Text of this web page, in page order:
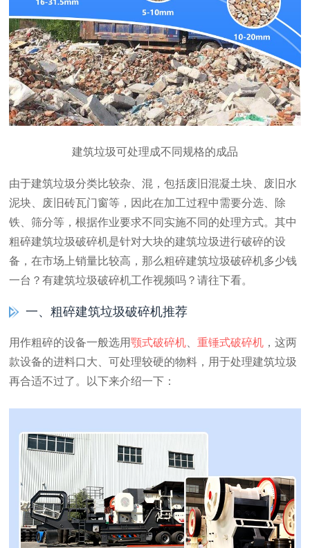
建筑垃圾可处理成不同规格的成品
由于建筑垃圾分类比较杂、混，包括废旧混凝土块、废旧水
泥块、废旧砖瓦门窗等，因此在加工过程中需要分选、除
铁、筛分等，根据作业要求不同实施不同的处理方式。其中
粗碎建筑垃圾破碎机是针对大块的建筑垃圾进行破碎的设
备，在市场上销量比较高，那么粗碎建筑垃圾破碎机多少钱
一台？有建筑垃圾破碎机工作视频吗？请往下看。
一、粗碎建筑垃圾破碎机推荐
用作粗碎的设备一般选用颚式破碎机 、重锤式破碎机 ，这两
款设备的进料口大、可处理较硬的物料，用于处理建筑垃圾
再合适不过了。以下来介绍一下：